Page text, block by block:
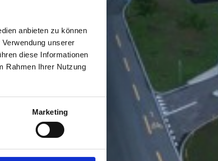
anbieten zu können
unserer
diese Informationen
Rahmen Ihrer Nutzung
Marketing